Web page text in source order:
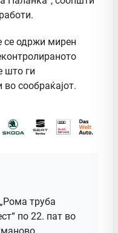
се одржи мирен
што ги
сообраќајот.